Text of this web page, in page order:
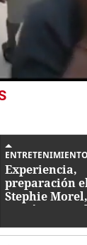
ENTRETENIMIENTO
Experiencia,
preparación
Stephie
Cortés va por la
Honduras